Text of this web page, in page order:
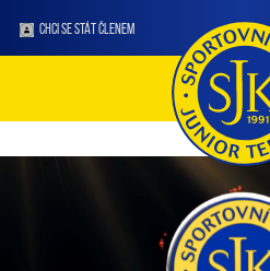
CHCI SE STÁT ČLENEM